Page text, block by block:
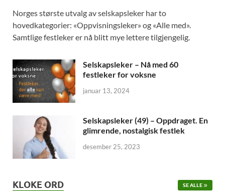
Norges største utvalg av selskapsleker har to
hovedkategorier: «Oppvisningsleker» og «Alle med».
Samtlige festleker er nå blitt mye lettere tilgjengelig.
Selskapsleker – Nå med 60
festleker for voksne
januar 13, 2024
Selskapsleker (49) – Oppdraget. En
glimrende, nostalgisk festlek
desember 25, 2023
KLOKE ORD SE ALLE